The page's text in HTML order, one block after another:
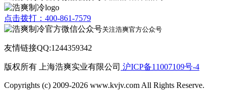
点击拨打：400-861-7579
关注浩爽官方公众号
友情链接QQ:1244359342
版权所有 上海浩爽实业有限公司 沪ICP备11007109号-4
Copyrights (c) 2009-2026 www.kvjv.com All Rights Reserve.